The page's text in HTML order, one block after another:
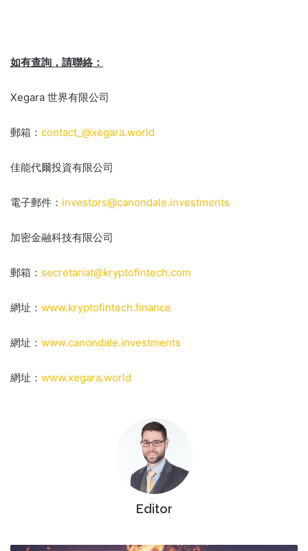
如有查詢，請聯絡：
Xegara 世界有限公司
郵箱： contact_@xegara.world
佳能代爾投資有限公司
電子郵件： investors@canondale.investments
加密金融科技有限公司
郵箱： secretariat@kryptofintech.com
網址： www.kryptofintech.finance
網址： www.canondale.investments
網址： www.xegara.world
Editor